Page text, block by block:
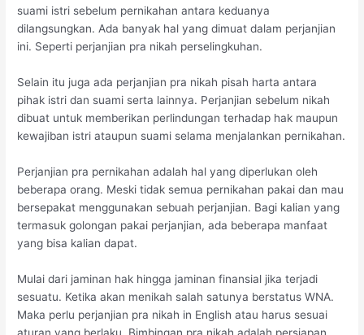
suami istri sebelum pernikahan antara keduanya
dilangsungkan. Ada banyak hal yang dimuat dalam perjanjian
ini. Seperti perjanjian pra nikah perselingkuhan.
Selain itu juga ada perjanjian pra nikah pisah harta antara
pihak istri dan suami serta lainnya. Perjanjian sebelum nikah
dibuat untuk memberikan perlindungan terhadap hak maupun
kewajiban istri ataupun suami selama menjalankan pernikahan.
Perjanjian pra pernikahan adalah hal yang diperlukan oleh
beberapa orang. Meski tidak semua pernikahan pakai dan mau
bersepakat menggunakan sebuah perjanjian. Bagi kalian yang
termasuk golongan pakai perjanjian, ada beberapa manfaat
yang bisa kalian dapat.
Mulai dari jaminan hak hingga jaminan finansial jika terjadi
sesuatu. Ketika akan menikah salah satunya berstatus WNA.
Maka perlu perjanjian pra nikah in English atau harus sesuai
aturan yang berlaku. Bimbingan pra nikah adalah persiapan